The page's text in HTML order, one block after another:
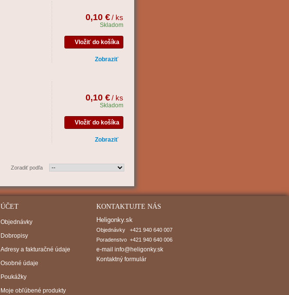
0,10 €/ ks
Skladom
Vložiť do košíka
Zobraziť
0,10 €/ ks
Skladom
Vložiť do košíka
Zobraziť
Zoradiť podľa
ÚČET
Objednávky
Dobropisy
Adresy a fakturačné údaje
Osobné údaje
Poukážky
Moje obľúbené produkty
KONTAKTUJTE NÁS
Heligonky.sk
Objednávky   +421 940 640 007
Poradenstvo  +421 940 640 006
e-mail info@heligonky.sk
Kontaktný formulár